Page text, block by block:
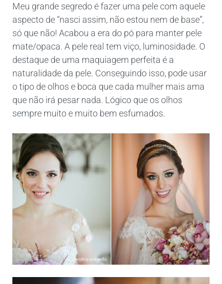
Meu grande segredo é fazer uma pele com aquele
aspecto de “nasci assim, não estou nem de base”,
só que não! Acabou a era do pó para manter pele
mate/opaca. A pele real tem viço, luminosidade. O
destaque de uma maquiagem perfeita é a
naturalidade da pele. Conseguindo isso, pode usar
o tipo de olhos e boca que cada mulher mais ama
que não irá pesar nada. Lógico que os olhos
sempre muito e muito bem esfumados.